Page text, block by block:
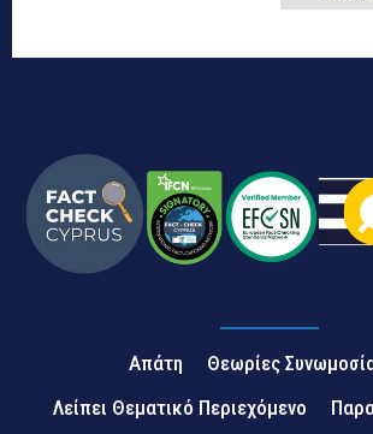
Απάτη
Θεωρίες
Λείπει Θεματικό Περιεχόμενο